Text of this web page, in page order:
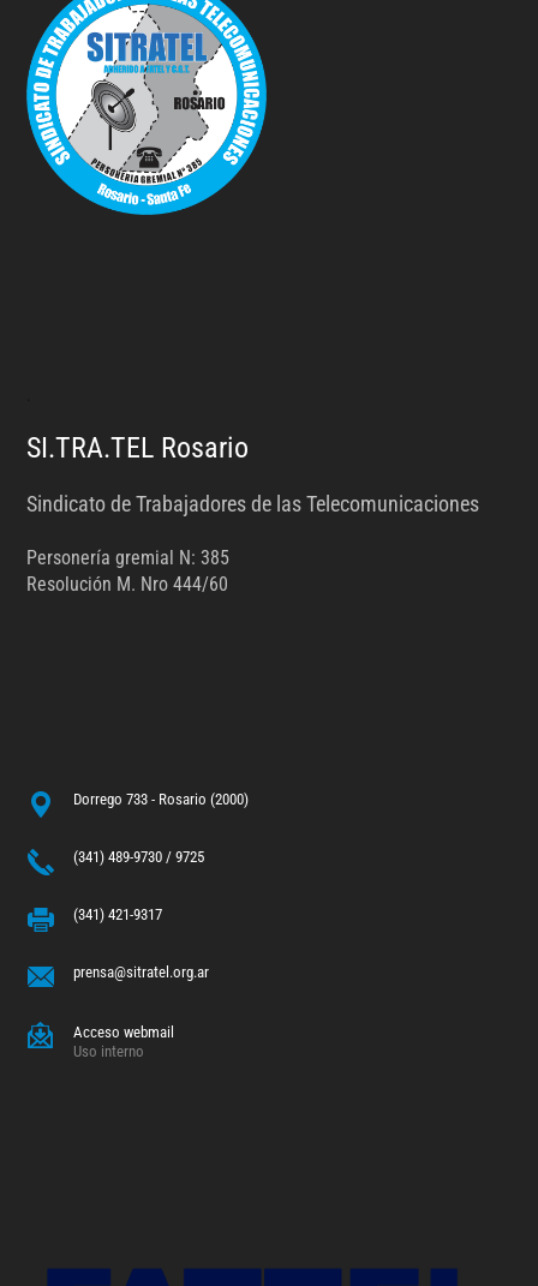
SI.TRA.TEL Rosario
Sindicato de Trabajadores de las Telecomunicaciones
Personería gremial N: 385
Resolución M. Nro 444/60
Dorrego 733 - Rosario (2000)
(341) 489-9730 / 9725
(341) 421-9317
prensa@sitratel.org.ar
Acceso webmail
Uso interno